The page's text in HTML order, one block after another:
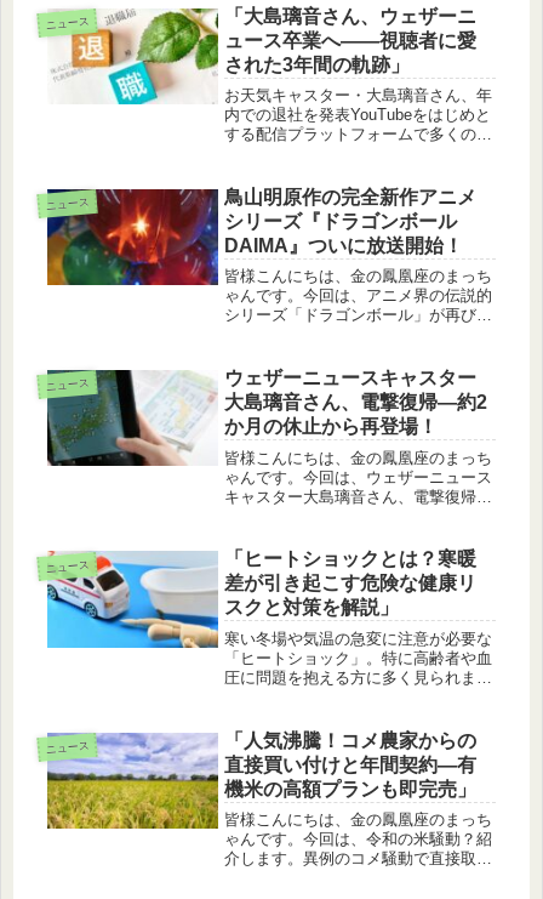
き込まれ、その影響を受けています。
彼女は、夫のプライベートや心の支え
で...
ニュース
「大島璃音さん、ウェザーニ
ュース卒業へ――視聴者に愛
された3年間の軌跡」
お天気キャスター・大島璃音さん、年
内での退社を発表YouTubeをはじめと
する配信プラットフォームで多くのフ
キャスターの一人である大島璃音さん
が、2024年12月13日に...
ニュース
鳥山明原作の完全新作アニメ
シリーズ『ドラゴンボール
DAIMA』ついに放送開始！
皆様こんにちは、金の鳳凰座のまっち
ゃんです。今回は、アニメ界の伝説的
シリーズ「ドラゴンボール」が再び新
のは、もちろん鳥山明先生。完全新作
のアニメシリーズ『ドラゴンボール
DA...
ニュース
ウェザーニュースキャスター
大島璃音さん、電撃復帰—約2
か月の休止から再登場！
皆様こんにちは、金の鳳凰座のまっち
ゃんです。今回は、ウェザーニュース
キャスター大島璃音さん、電撃復帰の
が約2か月の休止期間を経て、ついに
今日14時に電撃復帰を果たしまし
た。...
ニュース
「ヒートショックとは？寒暖
差が引き起こす危険な健康リ
スクと対策を解説」
寒い冬場や気温の急変に注意が必要な
「ヒートショック」。特に高齢者や血
圧に問題を抱える方に多く見られま
徴、そして日常生活でできる予防策に
ついて詳しく解説します。ヒートショ
ック...
ニュース
「人気沸騰！コメ農家からの
直接買い付けと年間契約—有
機米の高額プランも即完売」
皆様こんにちは、金の鳳凰座のまっち
ゃんです。今回は、令和の米騒動？紹
介します。異例のコメ騒動で直接取引